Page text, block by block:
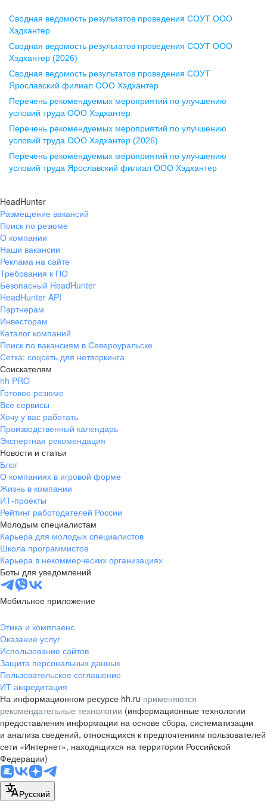
Воронеж
ул. Комиссаржевской, д. 10,
офис 1212
+7 473 280-05-05
pr@vrn.hh.ru
ул. Спартаковская, д. 2А, этаж 3,
помещение 15
+7 843 212-12-50
Екатеринбург
ул. Боевых Дружин, стр. 20,
+7 343 226-79-99
pr@ural.hh.ru
ул. Янковского, д. 169, 7 этаж,
706 каб.
+7 861 205-55-57
pr@krd.hh.ru
Владивосток
пер. Ланинский д. 4, офис 3.4
+7 423 202-33-28
pr@dv.hh.ru
Новосибирск
ул. Большевистская, д. 35,
помещение 21
+7 383 207-94-64
pr@nsk.hh.ru
Минск
пр-т Дзержинского, д. 57,
10 этаж, помещение 45-1
pr@rabota.by
Алматы
пр. Абая, д. 151, БЦ Алатау,
12 этаж, офис 1209
+7 727 232-13-13
pr@headhunter.com.kz
Сводная ведомость результатов проведения СОУТ ООО
Хэдхантер
Сводная ведомость результатов проведения СОУТ ООО
Хэдхантер (2026)
Сводная ведомость результатов проведения СОУТ
Ярославский филиал ООО Хэдхантер
Перечень рекомендуемых мероприятий по улучшению
условий труда ООО Хэдхантер
Перечень рекомендуемых мероприятий по улучшению
условий труда ООО Хэдхантер (2026)
Перечень рекомендуемых мероприятий по улучшению
условий труда Ярославский филиал ООО Хэдхантер
HeadHunter
Размещение вакансий
Поиск по резюме
О компании
Наши вакансии
Реклама на сайте
Требования к ПО
Безопасный HeadHunter
HeadHunter API
Партнерам
Инвесторам
Каталог компаний
Поиск по вакансиям в Североуральске
Сетка: соцсеть для нетворкинга
Соискателям
hh PRO
Готовое резюме
Все сервисы
Хочу у вас работать
Производственный календарь
Экспертная рекомендация
Новости и статьи
Блог
О компаниях в игровой форме
Жизнь в компании
ИТ-проекты
Рейтинг работодателей России
Молодым специалистам
Карьера для молодых специалистов
Школа программистов
Карьера в некоммерческих организациях
Боты для уведомлений
Мобильное приложение
Этика и комплаенс
Оказание услуг
Использование сайтов
Защита персональных данных
Пользовательское соглашение
ИТ аккредитация
На информационном ресурсе hh.ru применяются
рекомендательные технологии (информационные технологии
предоставления информации на основе сбора, систематизации
и анализа сведений, относящихся к предпочтениям пользователей
сети «Интернет», находящихся на территории Российской
Федерации)
Русский